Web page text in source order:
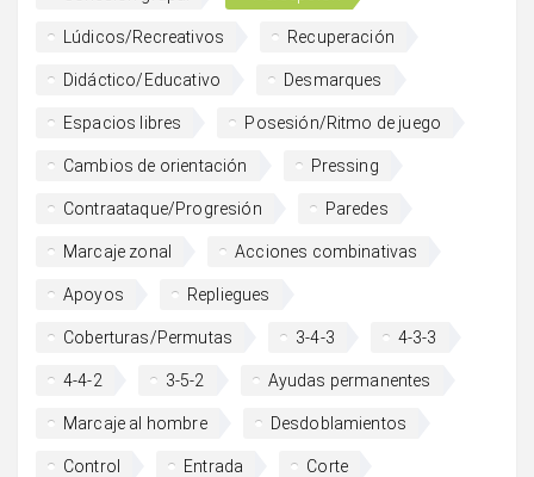
Lúdicos/Recreativos Recuperación
Didáctico/Educativo Desmarques
Espacios libres Posesión/Ritmo de juego
Cambios de orientación Pressing
Contraataque/Progresión Paredes
Marcaje zonal Acciones combinativas
Apoyos Repliegues
Coberturas/Permutas 3-4-3 4-3-3
4-4-2 3-5-2 Ayudas permanentes
Marcaje al hombre Desdoblamientos
Control Entrada Corte